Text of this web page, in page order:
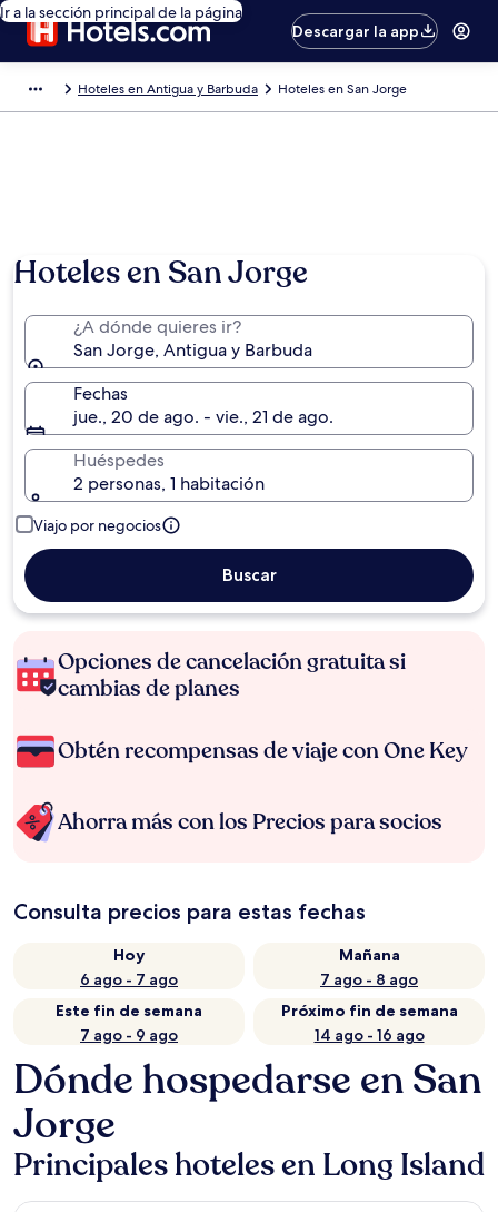
Ir a la sección principal de la página
Descargar la app
Hoteles en Antigua y Barbuda Hoteles en San Jorge
Hoteles en San Jorge
¿A dónde quieres ir?
San Jorge, Antigua y Barbuda
Fechas
jue., 20 de ago. - vie., 21 de ago.
Huéspedes
2 personas, 1 habitación
Viajo por negocios
Buscar
Opciones de cancelación gratuita si
cambias de planes
Obtén recompensas de viaje con One Key
Ahorra más con los Precios para socios
Consulta precios para estas fechas
Hoy
6 ago - 7 ago
Mañana
7 ago - 8 ago
Este fin de semana
7 ago - 9 ago
Próximo fin de semana
14 ago - 16 ago
Dónde hospedarse en San
Jorge
Principales hoteles en Long Island